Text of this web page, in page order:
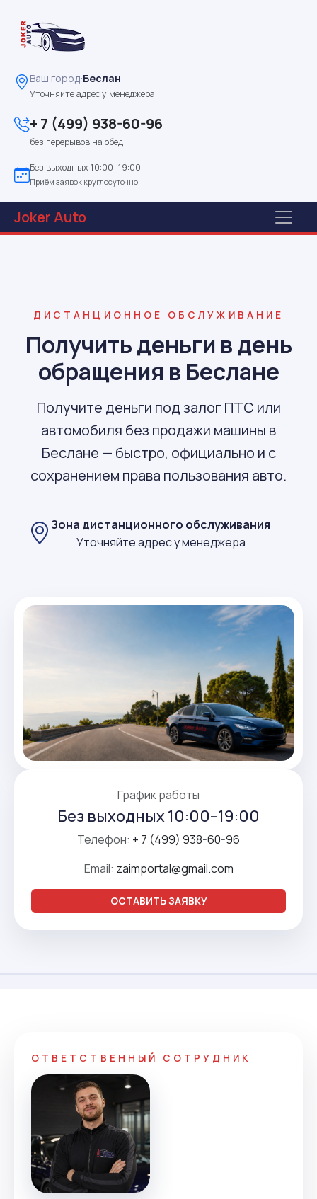
Ваш город:Беслан
Уточняйте адрес у менеджера
+ 7 (499) 938-60-96
без перерывов на обед
Без выходных 10:00–19:00
Приём заявок круглосуточно
JokerAuto
ДИСТАНЦИОННОЕ ОБСЛУЖИВАНИЕ
Получить деньги в день
обращения в Беслане
Получите деньги под залог ПТС или
автомобиля без продажи машины в
Беслане — быстро, официально и с
сохранением права пользования авто.
Зона дистанционного обслуживания
Уточняйте адрес у менеджера
График работы
Без выходных 10:00–19:00
Телефон: + 7 (499) 938-60-96
Email: zaimportal@gmail.com
ОСТАВИТЬ ЗАЯВКУ
ОТВЕТСТВЕННЫЙ СОТРУДНИК